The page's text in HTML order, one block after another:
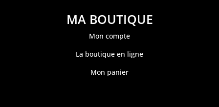
MA BOUTIQUE
Mon compte
La boutique en ligne
Mon panier